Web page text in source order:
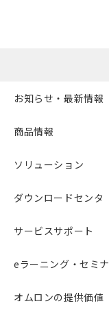
お知らせ・最新情報
商品情報
ソリューション
ダウンロードセンタ
サービスサポート
eラーニング・セミナ
オムロンの提供価値